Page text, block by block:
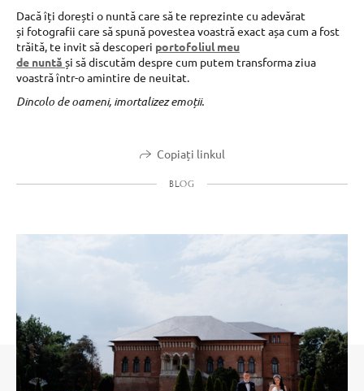
Dacă îți dorești o nuntă care să te reprezinte cu adevărat
și fotografii care să spună povestea voastră exact așa cum a fost
trăită, te invit să descoperi portofoliul meu
de nuntă și să discutăm despre cum putem transforma ziua
voastră într-o amintire de neuitat.
Dincolo de oameni, imortalizez emoții.
Copiați linkul
BLOG